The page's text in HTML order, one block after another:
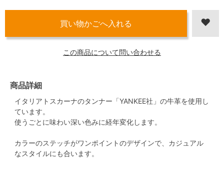
この商品について問い合わせる
商品詳細
イタリアトスカーナのタンナー「YANKEE社」の牛革を使用し
ています。
使うごとに味わい深い色みに経年変化します。
カラーのステッチがワンポイントのデザインで、カジュアル
なスタイルにも合います。